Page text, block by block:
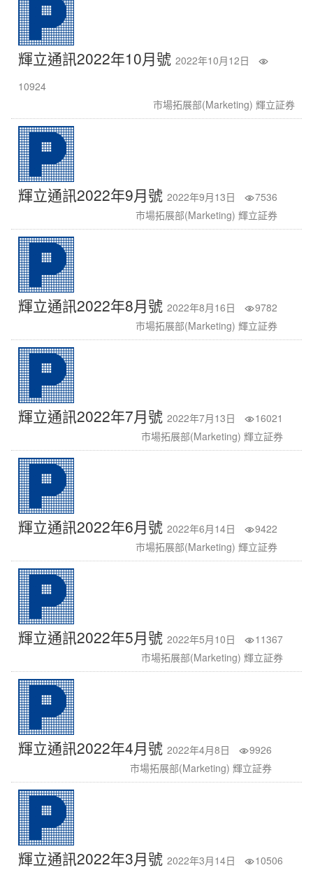
輝立通訊2022年10月號 2022年10月12日
10924
市場拓展部(Marketing) 輝立証券
輝立通訊2022年9月號 2022年9月13日
7536
市場拓展部(Marketing) 輝立証券
輝立通訊2022年8月號 2022年8月16日
9782
市場拓展部(Marketing) 輝立証券
輝立通訊2022年7月號 2022年7月13日
16021
市場拓展部(Marketing) 輝立証券
輝立通訊2022年6月號 2022年6月14日
9422
市場拓展部(Marketing) 輝立証券
輝立通訊2022年5月號 2022年5月10日
11367
市場拓展部(Marketing) 輝立証券
輝立通訊2022年4月號 2022年4月8日
9926
市場拓展部(Marketing) 輝立証券
輝立通訊2022年3月號 2022年3月14日
10506